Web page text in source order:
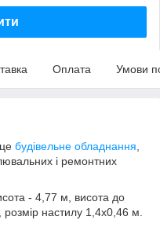
Оплата Умови
будівельне обладнання
і ремонтних
- 4,77 м, висота до
настилу 1,4х0,46 м.